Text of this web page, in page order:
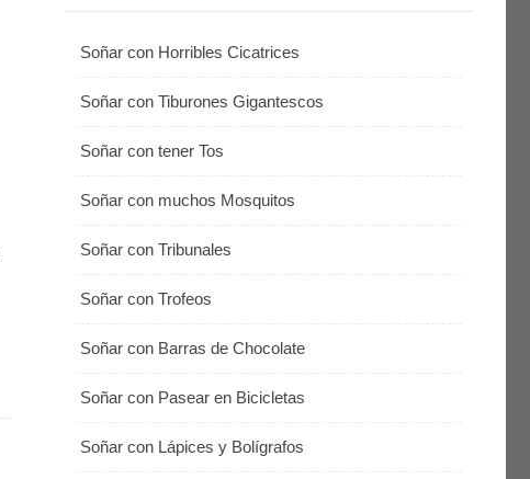
Soñar con Horribles Cicatrices
Soñar con Tiburones Gigantescos
Soñar con tener Tos
Soñar con muchos Mosquitos
Soñar con Tribunales
Soñar con Trofeos
Soñar con Barras de Chocolate
Soñar con Pasear en Bicicletas
Soñar con Lápices y Bolígrafos